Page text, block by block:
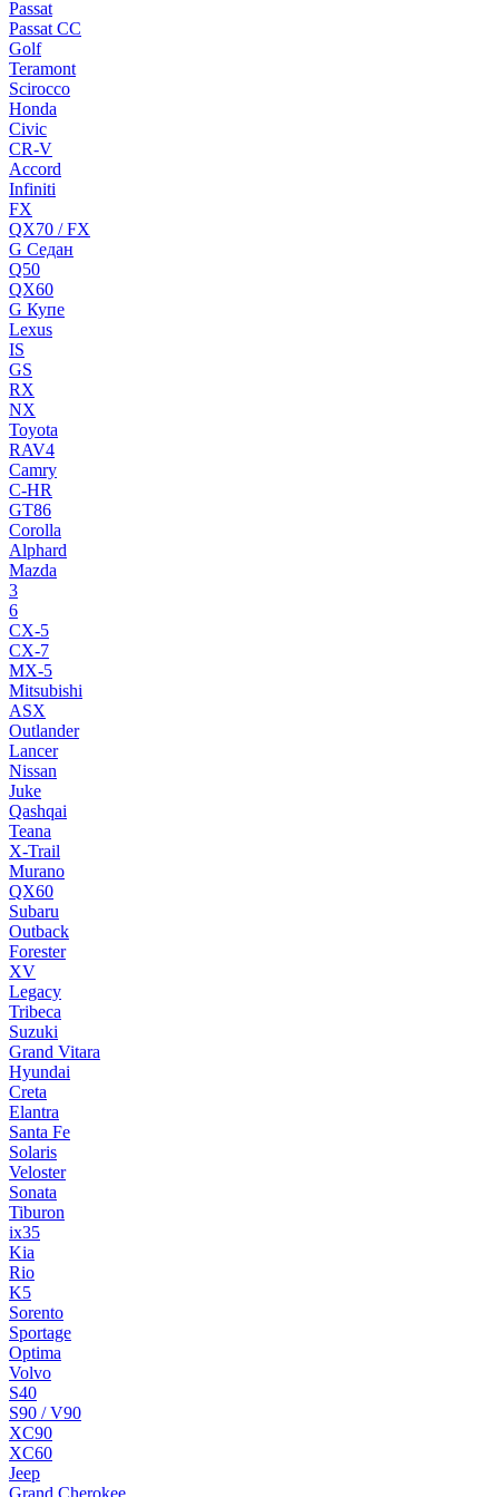
Passat
Passat CC
Golf
Teramont
Scirocco
Honda
Civic
CR-V
Accord
Infiniti
FX
QX70 / FX
G Cедан
Q50
QX60
G Купе
Lexus
IS
GS
RX
NX
Toyota
RAV4
Camry
C-HR
GT86
Corolla
Alphard
Mazda
3
6
CX-5
CX-7
MX-5
Mitsubishi
ASX
Outlander
Lancer
Nissan
Juke
Qashqai
Teana
X-Trail
Murano
QX60
Subaru
Outback
Forester
XV
Legacy
Tribeca
Suzuki
Grand Vitara
Hyundai
Creta
Elantra
Santa Fe
Solaris
Veloster
Sonata
Tiburon
ix35
Kia
Rio
K5
Sorento
Sportage
Optima
Volvo
S40
S90 / V90
XC90
XC60
Jeep
Grand Cherokee